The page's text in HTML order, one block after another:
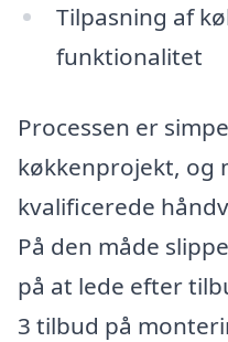
Tilpasning af
funktionalitet
Processen er
køkkenprojekt, og
kvalificerede
På den måde
på at lede efter
3 tilbud på